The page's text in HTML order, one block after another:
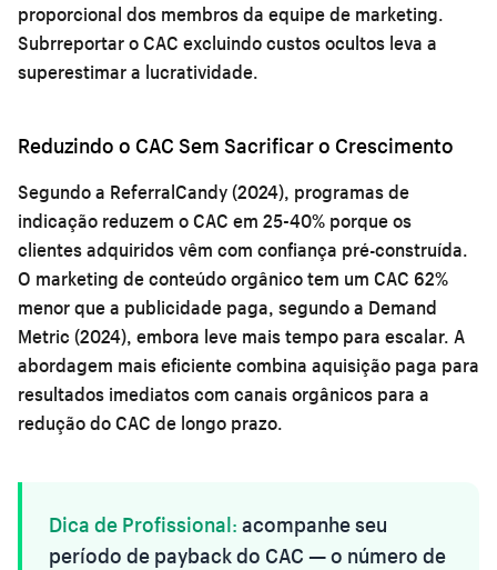
proporcional dos membros da equipe de marketing.
Subrreportar o CAC excluindo custos ocultos leva a
superestimar a lucratividade.
Reduzindo o CAC Sem Sacrificar o Crescimento
Segundo a ReferralCandy (2024), programas de
indicação reduzem o CAC em 25-40% porque os
clientes adquiridos vêm com confiança pré-construída.
O marketing de conteúdo orgânico tem um CAC 62%
menor que a publicidade paga, segundo a Demand
Metric (2024), embora leve mais tempo para escalar. A
abordagem mais eficiente combina aquisição paga para
resultados imediatos com canais orgânicos para a
redução do CAC de longo prazo.
Dica de Profissional: acompanhe seu
período de payback do CAC — o número de